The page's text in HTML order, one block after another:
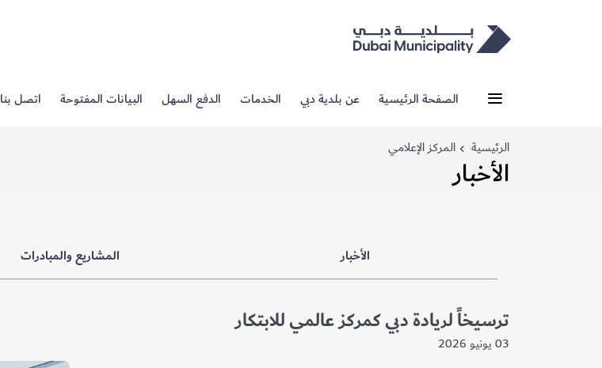
الصفحة الرئيسية عن بلدية دبي الخدمات الدفع السهل البيانات المفتوحة اتصل بنا
الرئيسية المركز الإعلامي
الأخبار
الأخبار المشاريع والمبادرات
ترسيخاً لريادة دبي كمركز عالمي للابتكار
03 يونيو 2026